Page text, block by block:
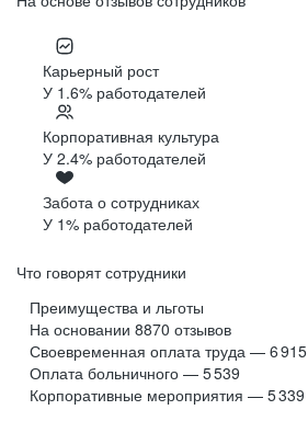
Карьерный рост
У 1.6% работодателей
Корпоративная культура
У 2.4% работодателей
Забота о сотрудниках
У 1% работодателей
Что говорят сотрудники
Преимущества и льготы
На основании 8870 отзывов
Своевременная оплата труда — 6 915
Оплата больничного — 5 539
Корпоративные мероприятия — 5 339